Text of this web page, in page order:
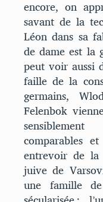
encore, on
savant de la
Léon dans sa
de dame est la
peut voir aussi
faille de la
germains,
Felenbok
comparables
entrevoir de la
juive de
une famille